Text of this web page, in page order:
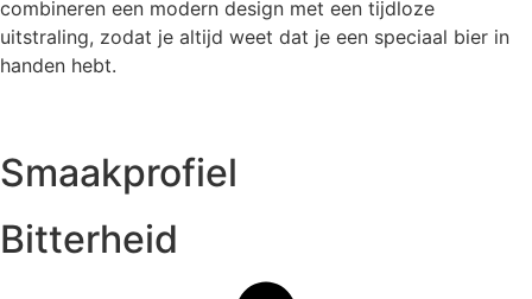
combineren een modern design met een tijdloze
uitstraling, zodat je altijd weet dat je een speciaal bier in
handen hebt.
Smaakprofiel
Bitterheid